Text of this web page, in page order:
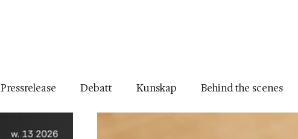
Pressrelease Debatt Kunskap Behind the scenes